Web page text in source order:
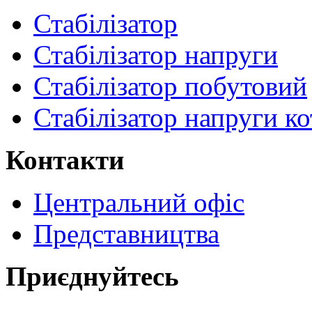
Стабілізатор
Стабілізатор напруги
Стабілізатор побутовий
Стабілізатор напруги
Контакти
Центральний офіс
Представництва
Приєднуйтесь